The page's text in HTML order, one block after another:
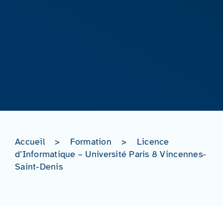
Accueil > Formation >
Licence
d’Informatique – Université Paris 8 Vincennes-
Saint-Denis